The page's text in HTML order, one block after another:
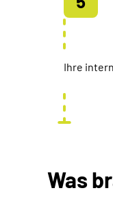
Ihre
Was